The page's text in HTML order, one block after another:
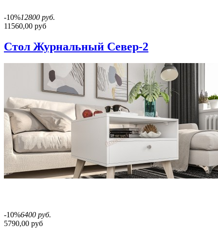
-10%12800 руб.
11560,00 руб
Стол Журнальный Север-2
-10%6400 руб.
5790,00 руб